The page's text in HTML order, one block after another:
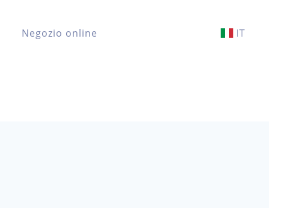
Negozio online IT